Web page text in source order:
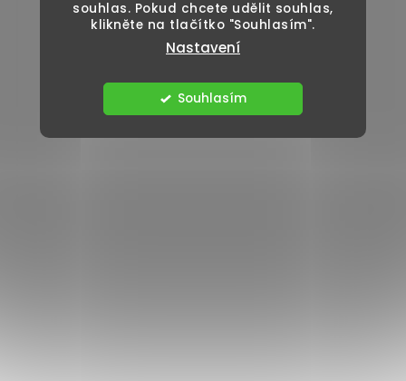
souhlas. Pokud chcete udělit souhlas,
klikněte na tlačítko "Souhlasím".
Nastavení
Souhlasím